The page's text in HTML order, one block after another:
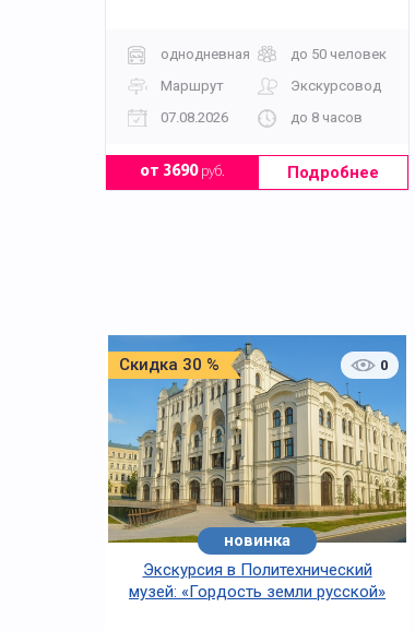
однодневная
до 50 человек
Маршрут
Экскурсовод
07.08.2026
до 8 часов
от 3690руб. Подробнее
Скидка 30 % 0
новинка
Экскурсия в Политехнический
музей: «Гордость земли русской»